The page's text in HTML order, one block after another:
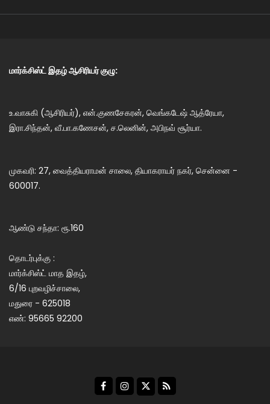
மார்க்சிஸ்ட் இதழ் ஆசிரியர் குழு:
உ.வாசுகி (ஆசிரியர்), என்.குணசேகரன், வெங்கடேஷ் ஆத்ரேயா,
இரா.சிந்தன், வீ.பா.கணேசன், ச.லெனின், அபிநவ் சூர்யா.
முகவரி: 27, வைத்தியராமன் சாலை, தியாகராயர் நகர், சென்னை -
600017.
ஆண்டு சந்தா: ரூ.160
தொடர்புக்கு :
மார்க்சிஸ்ட் மாத இதழ்,
6/16 புறவழிச்சாலை,
மதுரை - 625018
எண்: 95665 92200